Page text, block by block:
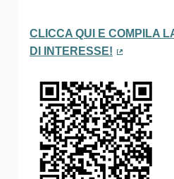
CLICCA QUI E COMPILA
DI INTERESSE!